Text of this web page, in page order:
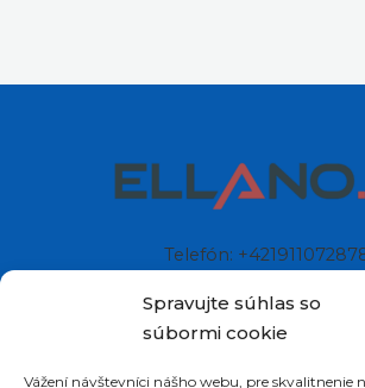
Spravujte súhlas so
súbormi cookie
Vážení návštevníci nášho webu, pre skvalitnenie
Telefón: